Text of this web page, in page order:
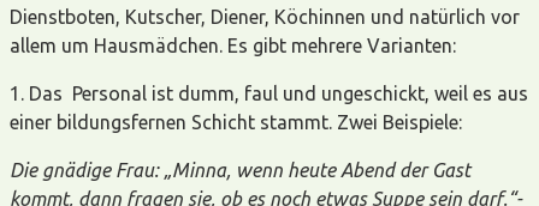
Dienstboten, Kutscher, Diener, Köchinnen und natürlich vor
allem um Hausmädchen. Es gibt mehrere Varianten:
1. Das Personal ist dumm, faul und ungeschickt, weil es aus
einer bildungsfernen Schicht stammt. Zwei Beispiele:
Die gnädige Frau: „Minna, wenn heute Abend der Gast
kommt, dann fragen sie, ob es noch etwas Suppe sein darf.“-